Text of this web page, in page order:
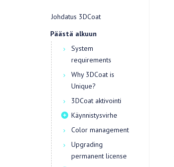
Johdatus 3DCoat
Päästä alkuun
System
requirements
Why 3DCoat is
Unique?
3DCoat aktivointi
Käynnistysvirhe
Color management
Upgrading
permanent license